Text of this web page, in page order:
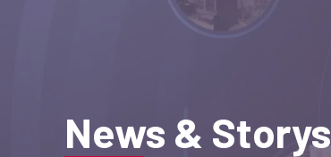
News & Storys